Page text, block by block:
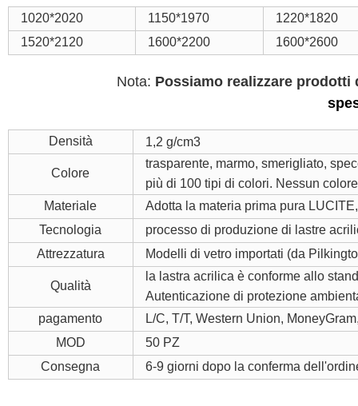
1020*2020 1150*1970
1220*1820
1520*2120
1600*2200 1600*2600
Nota: Possiamo realizzare
Densità 1,2 g/cm3
Colore
trasparente, marmo, smerigliato,
più di 100 tipi di colori. Nessun
Materiale
Adotta la materia prima pura
Tecnologia
processo di produzione di lastre
Attrezzatura
Modelli di vetro importati (da
Qualità
la lastra acrilica è conforme allo
Autenticazione di protezione
pagamento
L/C, T/T, Western Union,
MOD
50 PZ
Consegna
6-9 giorni dopo la conferma